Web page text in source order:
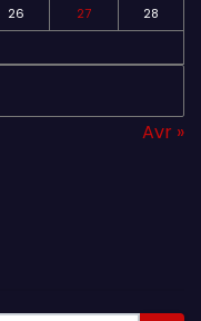
26 27
28
Avr »